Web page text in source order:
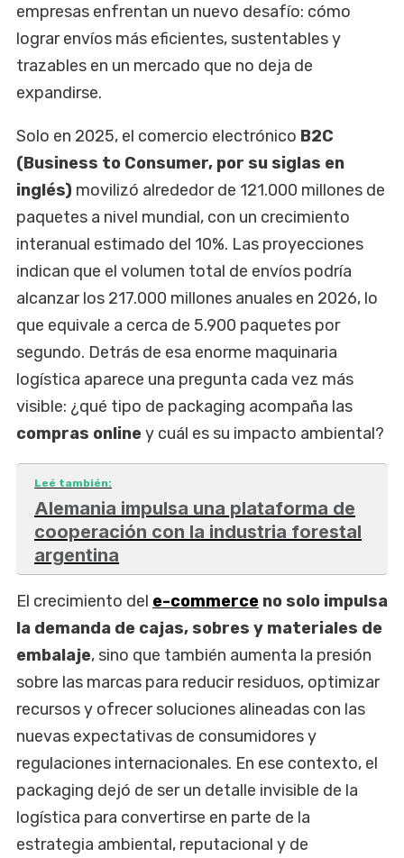
empresas enfrentan un nuevo desafío: cómo
lograr envíos más eficientes, sustentables y
trazables en un mercado que no deja de
expandirse.
Solo en 2025, el comercio electrónico B2C
(Business to Consumer, por su siglas en
inglés) movilizó alrededor de 121.000 millones de
paquetes a nivel mundial, con un crecimiento
interanual estimado del 10%. Las proyecciones
indican que el volumen total de envíos podría
alcanzar los 217.000 millones anuales en 2026, lo
que equivale a cerca de 5.900 paquetes por
segundo. Detrás de esa enorme maquinaria
logística aparece una pregunta cada vez más
visible: ¿qué tipo de packaging acompaña las
compras online y cuál es su impacto ambiental?
Leé también:
Alemania impulsa una plataforma de
cooperación con la industria forestal
argentina
El crecimiento del e-commerce no solo impulsa
la demanda de cajas, sobres y materiales de
embalaje, sino que también aumenta la presión
sobre las marcas para reducir residuos, optimizar
recursos y ofrecer soluciones alineadas con las
nuevas expectativas de consumidores y
regulaciones internacionales. En ese contexto, el
packaging dejó de ser un detalle invisible de la
logística para convertirse en parte de la
estrategia ambiental, reputacional y de